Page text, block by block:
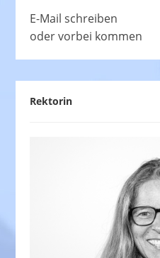
E-Mail schreiben
oder vorbei kommen
Rektorin